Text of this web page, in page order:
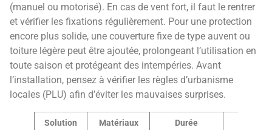
(manuel ou motorisé). En cas de vent fort, il faut le rentrer
et vérifier les fixations régulièrement. Pour une protection
encore plus solide, une couverture fixe de type auvent ou
toiture légère peut être ajoutée, prolongeant l’utilisation en
toute saison et protégeant des intempéries. Avant
l’installation, pensez à vérifier les règles d’urbanisme
locales (PLU) afin d’éviter les mauvaises surprises.
Solution
Matériaux
Durée